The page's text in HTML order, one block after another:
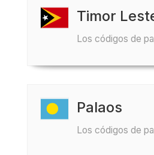
Timor
Los códigos de
Palaos
Los códigos de